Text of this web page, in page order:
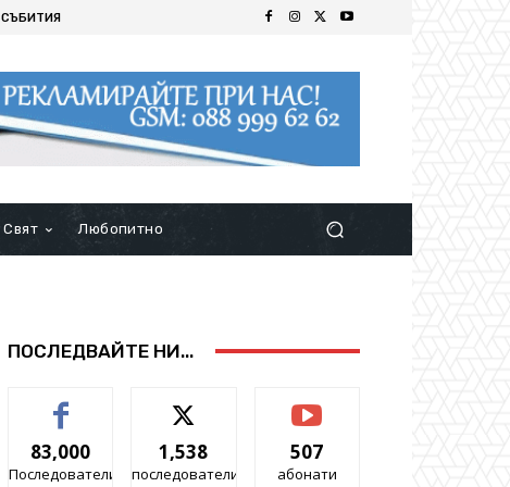
СЪБИТИЯ
Свят Любопитно
ПОСЛЕДВАЙТЕ НИ...
83,000
Последователи
1,538
последователи
507
абонати